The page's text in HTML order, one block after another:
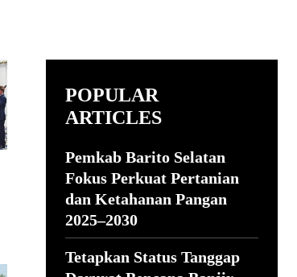
POPULAR
ARTICLES
Pemkab Barito Selatan
Fokus Perkuat Pertanian
dan Ketahanan Pangan
2025–2030
Tetapkan Status Tanggap